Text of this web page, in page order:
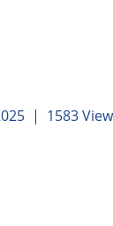
| 1583